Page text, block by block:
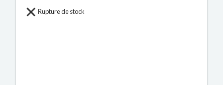
Rupture de stock